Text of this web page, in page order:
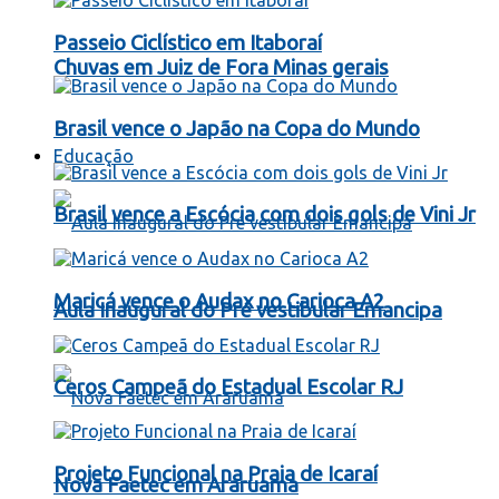
Chuvas em Juiz de Fora Minas gerais
Educação
Aula Inaugural do Pré vestibular Emancipa
Nova Faetec em Araruama
Passeio Ciclístico em Itaboraí
Brasil vence o Japão na Copa do Mundo
Brasil vence a Escócia com dois gols de Vini Jr
Maricá vence o Audax no Carioca A2
Ceros Campeã do Estadual Escolar RJ
Projeto Funcional na Praia de Icaraí